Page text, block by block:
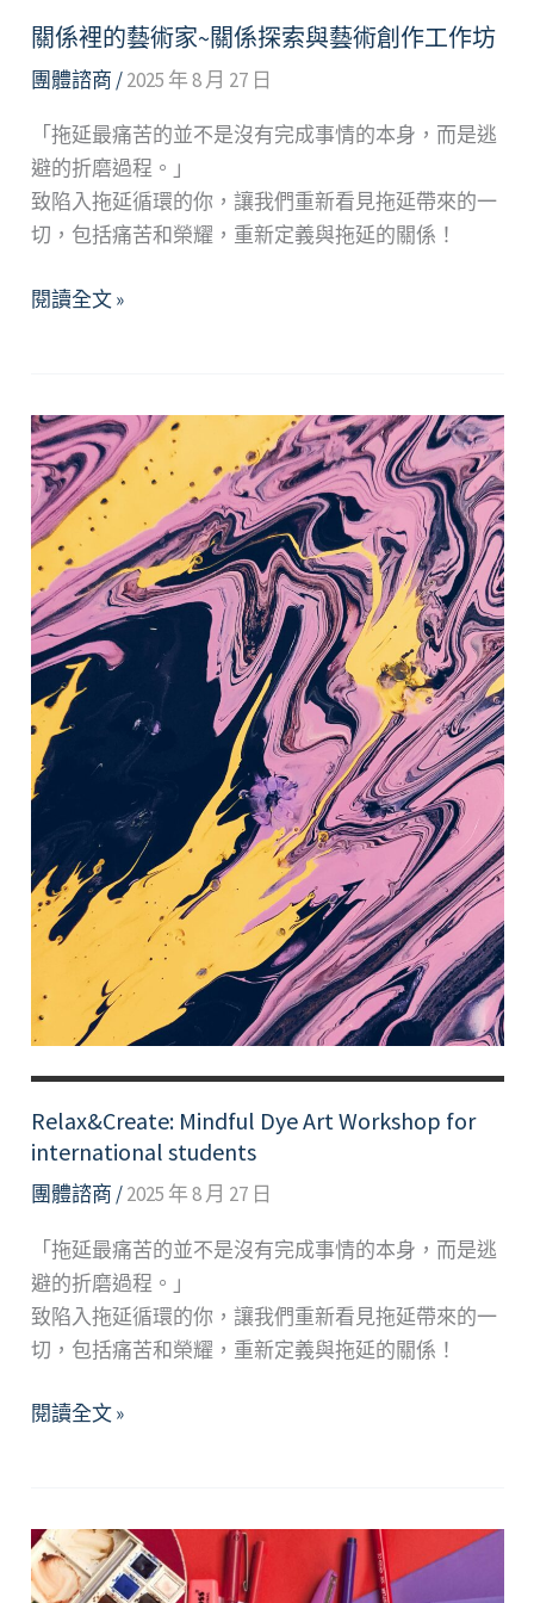
關係裡的藝術家~關係探索與藝術創作工作坊
團體諮商 /2025 年 8 月 27 日
「拖延最痛苦的並不是沒有完成事情的本身，而是逃
避的折磨過程。」
致陷入拖延循環的你，讓我們重新看見拖延帶來的一
切，包括痛苦和榮耀，重新定義與拖延的關係！
關
藝
術
家
~
關
係
探
索
與
藝
術
創
工
作
坊
閱讀全文 »
Relax&Create: Mindful Dye Art Workshop for
international students
團體諮商 /2025 年 8 月 27 日
「拖延最痛苦的並不是沒有完成事情的本身，而是逃
避的折磨過程。」
致陷入拖延循環的你，讓我們重新看見拖延帶來的一
切，包括痛苦和榮耀，重新定義與拖延的關係！
Relax&Create:
Workshop
for
閱讀全文 »